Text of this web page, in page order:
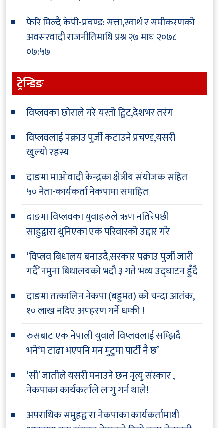
फेरि मिल्दै केपी-प्रचण्ड: सत्ता,स्वार्थ र समीकरणको
अवसरवादी राजनीतिमाथि प्रश्न२७ माघ २०७८
०७:५७
ट्रेन्डिङ
विप्लवका छोराले गरे यस्तो ट्विट,देशभर तरंग
विप्लवलाई पक्राउ पुर्जी कटाउने प्रचण्ड,यसरी
खुल्यो रहस्य
दाङमा माओवादी केन्द्रका क्षेत्रीय संयोजक सहित
५० नेता-कार्यकर्ता नेकपामा समाहित
दाङमा विप्लवका युवाहरुले ऋण नतिरेपछी
साहुद्वारा थुनिएका एक परिवारको उद्दार गरे
‘विप्लव बिधालय बनाउदै,सरकार पक्राउ पुर्जी जारी
गर्दै’ नमुना बिधालयको भदौ ३ गते भव्य उद्घाटन हुँदै
दाङमा तत्कालिन नेकपा (बहुमत) को चन्दा आतंक,
१० लाख नदिए अपहरण गर्ने धम्की !
रुसबाट एक नेपाली युवाले विप्लवलाई सम्झिदै
भने‘म टाढा भएपनि मन मुटुमा पार्टी नै छ’
‘सी’ जातीले यसरी मनाउने छन मृत्यु संस्कार ,
नेकपाका कार्यकर्ताले लागु गर्न थाले!
अपराधिक समुहद्वारा नेकपाका कार्यकर्तामाथी